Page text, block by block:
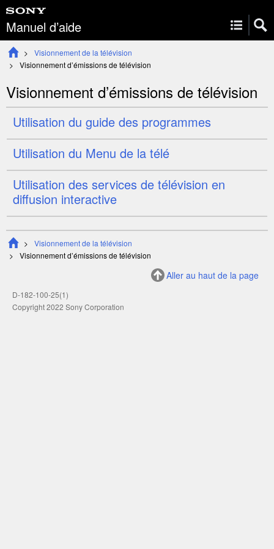
Manuel d’aide
Visionnement de la télévision
Visionnement d’émissions detélévision
Visionnement d’émissions de télévision
Utilisation du guide des programmes
Utilisation du Menu de la télé
Utilisation des services de télévision en
diffusion interactive
Visionnement de la télévision
Visionnement d’émissions detélévision
Aller au haut de la page
D-182-100-25(1)
Copyright 2022 Sony Corporation